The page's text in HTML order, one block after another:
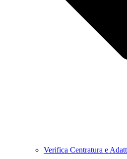
Verifica Centratura e